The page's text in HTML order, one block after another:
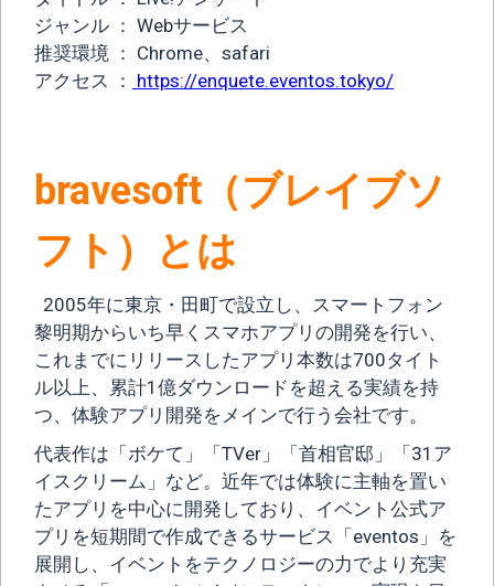
ジャンル ： Webサービス
推奨環境 ： Chrome、safari
アクセス ： https://enquete.eventos.tokyo/
bravesoft（ブレイブソ
フト）とは
2005年に東京・田町で設立し、スマートフォン
黎明期からいち早くスマホアプリの開発を行い、
これまでにリリースしたアプリ本数は700タイト
ル以上、累計1億ダウンロードを超える実績を持
つ、体験アプリ開発をメインで行う会社です。
代表作は「ボケて」「TVer」「首相官邸」「31ア
イスクリーム」など。近年では体験に主軸を置い
たアプリを中心に開発しており、イベント公式ア
プリを短期間で作成できるサービス「eventos」を
展開し、イベントをテクノロジーの力でより充実